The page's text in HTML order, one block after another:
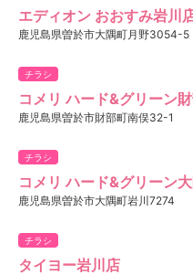
エディオン おおすみ岩川
鹿児島県曽於市大隅町月野3054-5
チラシ
コメリ ハード&グリーン
鹿児島県曽於市財部町南俣32-1
チラシ
コメリ ハード&グリーン
鹿児島県曽於市大隅町岩川7274
チラシ
タイヨー岩川店